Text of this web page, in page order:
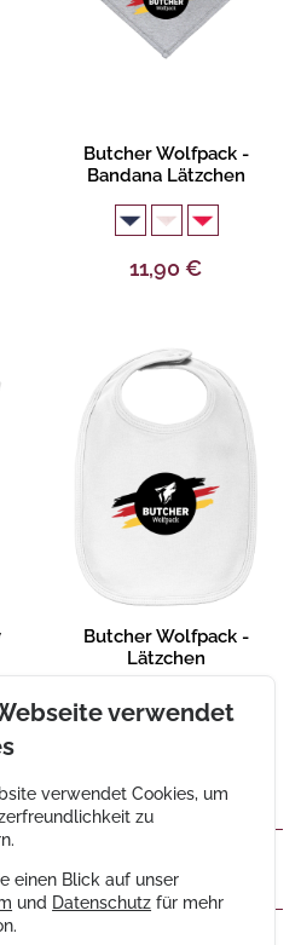
Produktbeschreibung
Butcher Wolfpack -
Bandana Lätzchen
11,90 €
Produktbeschreibung
Butcher Wolfpack -
Lätzchen
verwendet
verwendet Cookies, um
zu
einen Blick auf unser
und Datenschutz für mehr